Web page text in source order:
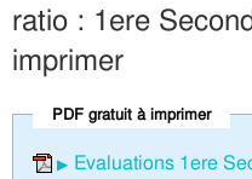
ratio : 1ere
imprimer
PDF gratuit à imprimer
Evaluations 1ere